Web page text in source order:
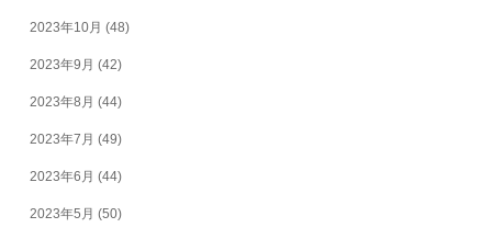
2023年10月 (48)
2023年9月 (42)
2023年8月 (44)
2023年7月 (49)
2023年6月 (44)
2023年5月 (50)